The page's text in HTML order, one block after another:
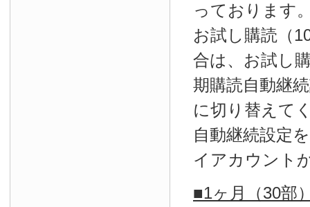
っております
お試し購読（
合は、お試し
期購読自動継
に切り替えて
自動継続設定
イアカウント
■1ヶ月（30部